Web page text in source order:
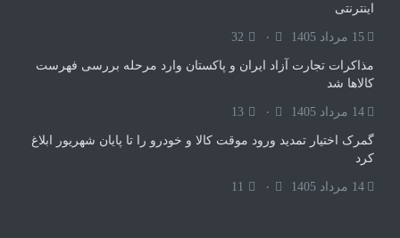
اینترنتی
15 مرداد 1405 32
مذاکرات تجارت آزاد ایران و پاکستان وارد مرحله بررسی فهرست
کالاها شد
14 مرداد 1405 13
گمرک اختیار تمدید ورود موقت کالا و خودرو را تا پایان شهریور ابلاغ
کرد
14 مرداد 1405 11